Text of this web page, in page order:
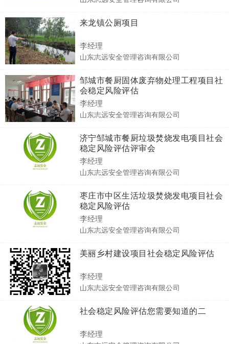
来龙镇公厕项目
李经理
山东志远安全管理咨询有限公司
邹城市餐厨固体废弃物处理工程项目社
会稳定风险评估
李经理
山东志远安全管理咨询有限公司
济宁邹城市餐厨垃圾焚烧发电项目社会
稳定风险评估评审会
李经理
山东志远安全管理咨询有限公司
枣庄市中区生活垃圾焚烧发电项目社会
稳定风险评估
李经理
山东志远安全管理咨询有限公司
美丽乡村建设项目社会稳定风险评估
李经理
山东志远安全管理咨询有限公司
社会稳定风险评估您需要知道的二
李经理